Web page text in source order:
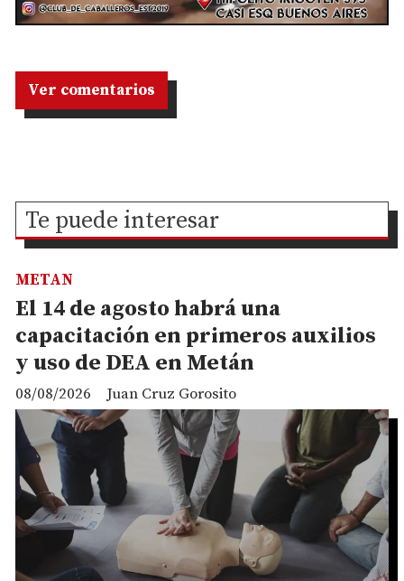
Ver comentarios
Te puede interesar
El 14 de agosto habrá una
capacitación en primeros auxilios
y uso de DEA en Metán
Juan Cruz Gorosito
METAN
08/08/2026